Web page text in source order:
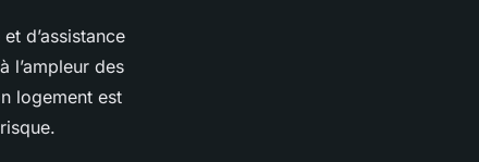
d’assistance
l’ampleur des
logement est